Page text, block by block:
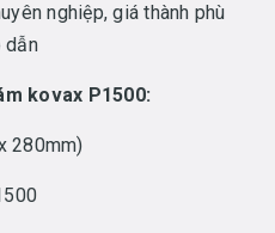
nghiệp, giá thành phù
dẫn
kovax P1500:
280mm)